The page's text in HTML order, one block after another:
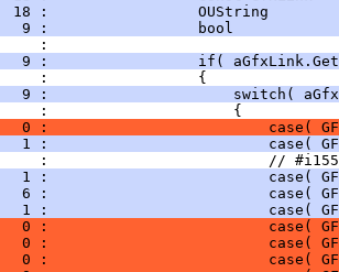
18 :                 OUString
9 :                 bool
9 :                 if(
9 :                     switch(
0 :                         case(
1 :                         case(
1 :                         case(
6 :                         case(
1 :                         case(
0 :                         case(
0 :                         case(
0 :                         case(